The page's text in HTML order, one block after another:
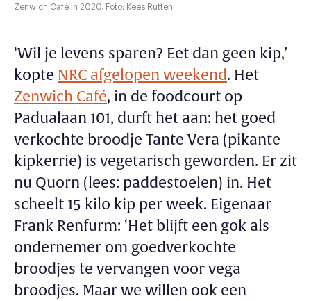
Zenwich Café in 2020. Foto: Kees Rutten
‘Wil je levens sparen? Eet dan geen kip,’
kopte NRC afgelopen weekend. Het
Zenwich Café, in de foodcourt op
Padualaan 101, durft het aan: het goed
verkochte broodje Tante Vera (pikante
kipkerrie) is vegetarisch geworden. Er zit
nu Quorn (lees: paddestoelen) in. Het
scheelt 15 kilo kip per week. Eigenaar
Frank Renfurm: ‘Het blijft een gok als
ondernemer om goedverkochte
broodjes te vervangen voor vega
broodjes. Maar we willen ook een